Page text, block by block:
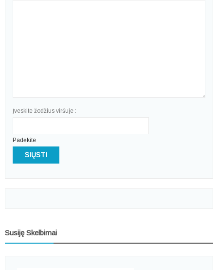
Įveskite žodžius viršuje :
Padėkite
SIŲSTI
Susiję Skelbimai